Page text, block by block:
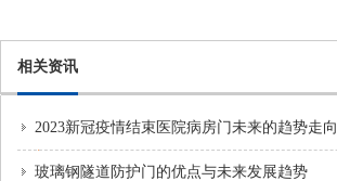
相关资讯
2023新冠疫情结束医院病房门未来的趋势走向
玻璃钢隧道防护门的优点与未来发展趋势